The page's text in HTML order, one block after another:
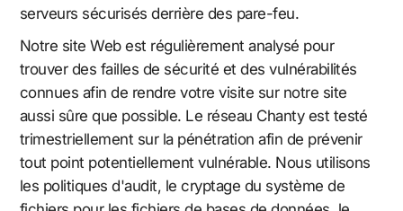
serveurs sécurisés derrière des pare-feu.
Notre site Web est régulièrement analysé pour
trouver des failles de sécurité et des vulnérabilités
connues afin de rendre votre visite sur notre site
aussi sûre que possible. Le réseau Chanty est testé
trimestriellement sur la pénétration afin de prévenir
tout point potentiellement vulnérable. Nous utilisons
les politiques d'audit, le cryptage du système de